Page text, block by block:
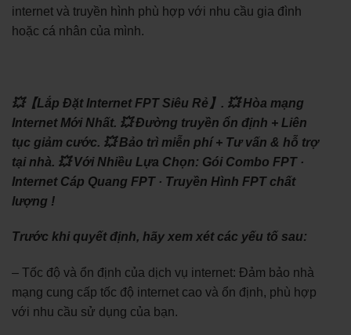
internet và truyền hình phù hợp với nhu cầu gia đình
hoặc cá nhân của mình.
💥【Lắp Đặt Internet FPT Siêu Rẻ】. 💥 Hòa mạng
Internet Mới Nhất. 💥 Đường truyền ổn định + Liên
tục giảm cước. 💥 Bảo trì miễn phí + Tư vấn & hỗ trợ
tại nhà. 💥 Với Nhiều Lựa Chọn: ‎Gói Combo FPT ·
‎Internet Cáp Quang FPT · ‎Truyền Hình FPT chất
lượng !
Trước khi quyết định, hãy xem xét các yếu tố sau:
– Tốc độ và ổn định của dịch vụ internet: Đảm bảo nhà
mạng cung cấp tốc độ internet cao và ổn định, phù hợp
với nhu cầu sử dụng của bạn.